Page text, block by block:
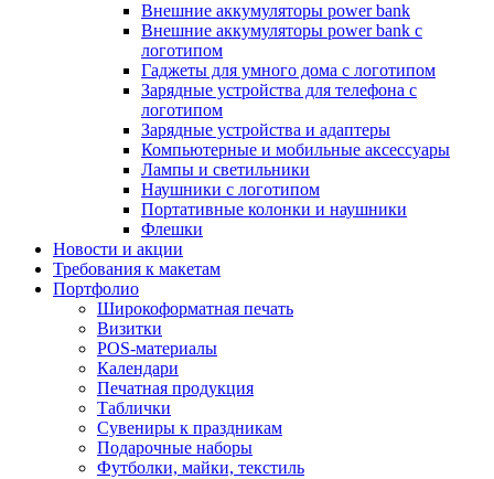
Внешние аккумуляторы power bank
Внешние аккумуляторы power bank с
логотипом
Гаджеты для умного дома с логотипом
Зарядные устройства для телефона с
логотипом
Зарядные устройства и адаптеры
Компьютерные и мобильные аксессуары
Лампы и светильники
Наушники с логотипом
Портативные колонки и наушники
Флешки
Новости и акции
Требования к макетам
Портфолио
Широкоформатная печать
Визитки
POS-материалы
Календари
Печатная продукция
Таблички
Сувениры к праздникам
Подарочные наборы
Футболки, майки, текстиль